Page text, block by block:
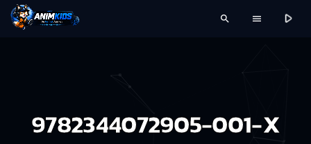
search menu play_arrow
9782344072905-001-X